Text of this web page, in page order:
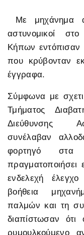
Με μηχάνημα
αστυνομικοί
Κήπων εντόπισαν
που κρύβονταν
έγγραφα.
Σύμφωνα με
Τμήματος
Διεύθυνσης
συνέλαβαν
φορτηγό στα
πραγματοποιήσει
ενδελεχή
βοήθεια
παλμών και τη
διαπίστωσαν
ρυμουλκούμενο